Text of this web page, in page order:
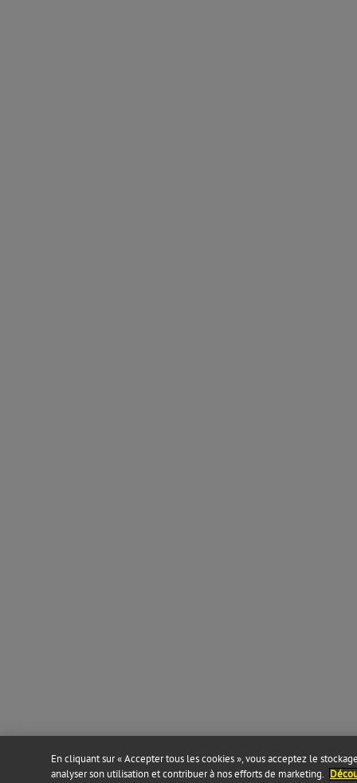
En cliquant sur « Accepter tous les cookies », vous acceptez le
analyser son utilisation et contribuer à nos efforts de marketing.